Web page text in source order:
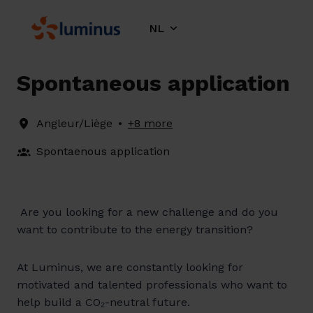
content
Homepagina NL
Spontaneous application
Angleur/Liège • +8 more
Spontaenous application
Are you looking for a new challenge and do you
want to contribute to the energy transition?
At Luminus, we are constantly looking for
motivated and talented professionals who want to
help build a CO₂-neutral future.